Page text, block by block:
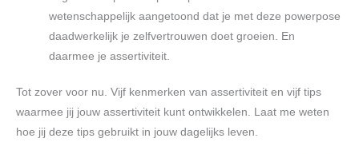
wetenschappelijk aangetoond dat je met deze powerpose
daadwerkelijk je zelfvertrouwen doet groeien. En
daarmee je assertiviteit.
Tot zover voor nu. Vijf kenmerken van assertiviteit en vijf tips
waarmee jij jouw assertiviteit kunt ontwikkelen. Laat me weten
hoe jij deze tips gebruikt in jouw dagelijks leven.